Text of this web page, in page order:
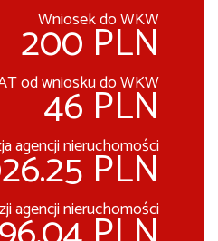
Wniosek do WKW
200 PLN
od wniosku do WKW
46 PLN
agencji nieruchomości
PLN
agencji nieruchomości